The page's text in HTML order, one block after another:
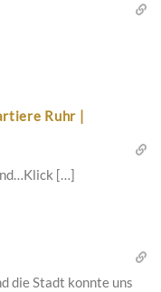
Ruhr |
[…]
die Stadt konnte uns